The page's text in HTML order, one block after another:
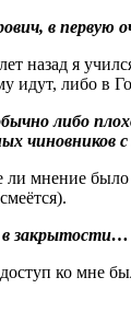
в первую
назад я
идут, либо в
либо
чиновников
мнение
в закрытости…
ко мне